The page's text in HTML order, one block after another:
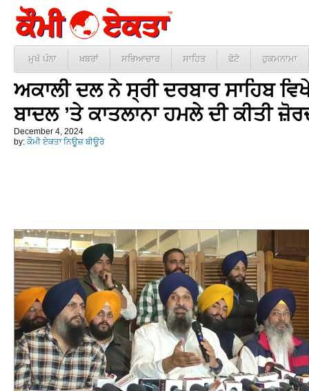
ਮੁਖੱ ਪੰਨਾ ਖ਼ਬਰਾਂ ਸਭਿਆਚਾਰ ਸਾਹਿਤ ਫੋਟੋ ਹੁਕਮਨਾਮਾ
ਅਕਾਲੀ ਦਲ ਨੇ ਸ੍ਰੀ ਦਰਬਾਰ ਸਾਹਿਬ
ਬਾਦਲ ’ਤੇ ਕਾਤਲਾਨਾ ਹਮਲੇ ਦੀ ਕੀਤੀ
December 4, 2024
by: ਕੌਮੀ ਏਕਤਾ ਨਿਊਜ਼ ਬੀਊਰੋ